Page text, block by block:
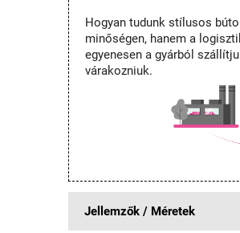
Hogyan tudunk stílusos
minőségen, hanem a
egyenesen a gyárból
várakozniuk.
Jellemzők / Méretek